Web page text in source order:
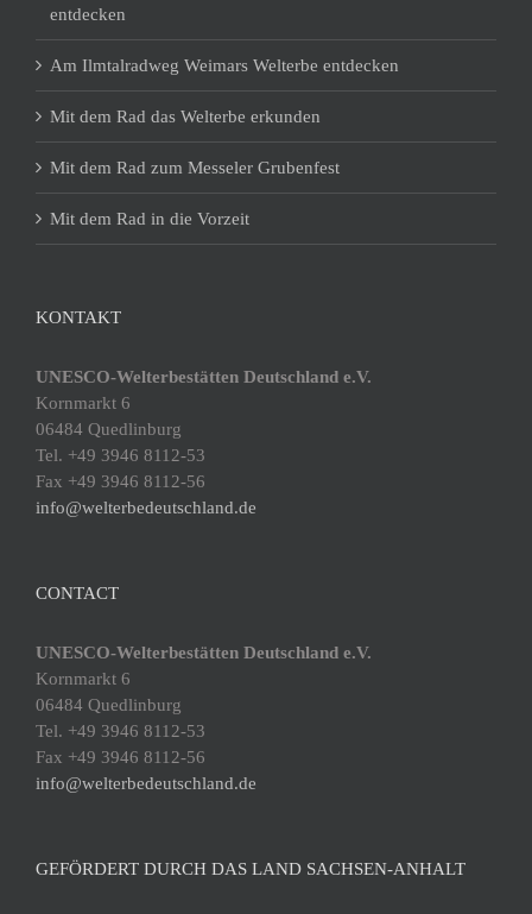
entdecken
Am Ilmtalradweg Weimars Welterbe entdecken
Mit dem Rad das Welterbe erkunden
Mit dem Rad zum Messeler Grubenfest
Mit dem Rad in die Vorzeit
KONTAKT
UNESCO-Welterbestätten Deutschland e.V.
Kornmarkt 6
06484 Quedlinburg
Tel. +49 3946 8112-53
Fax +49 3946 8112-56
info@welterbedeutschland.de
CONTACT
UNESCO-Welterbestätten Deutschland e.V.
Kornmarkt 6
06484 Quedlinburg
Tel. +49 3946 8112-53
Fax +49 3946 8112-56
info@welterbedeutschland.de
GEFÖRDERT DURCH DAS LAND SACHSEN-ANHALT